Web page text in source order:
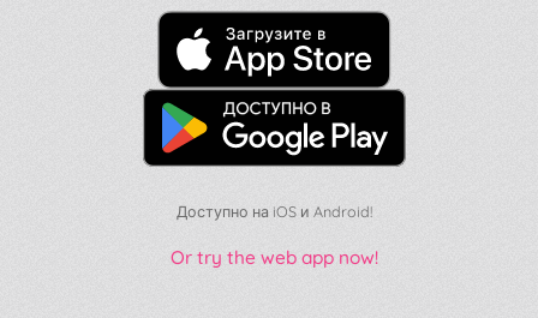
Доступно на iOS и Android!
Or try the web app now!